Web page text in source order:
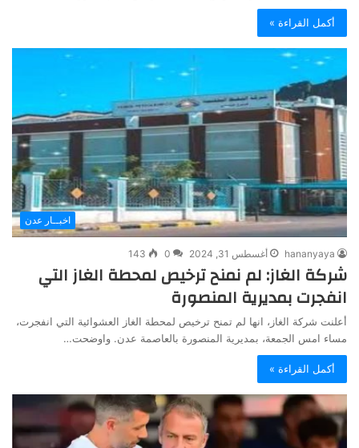
أكمل القراءة »
اخبــار عدن
hananyaya أغسطس 31, 2024 0
143
شركة الغاز: لم نمنح ترخيص لمحطة الغاز التي
انفجرت بمديرية المنصورة
أعلنت شركة الغاز، انها لم تمنح ترخيص لمحطة الغاز العشوائية التي انفجرت،
مساء امس الجمعة، بمديرية المنصورة بالعاصمة عدن. واوضحت…
أكمل القراءة »